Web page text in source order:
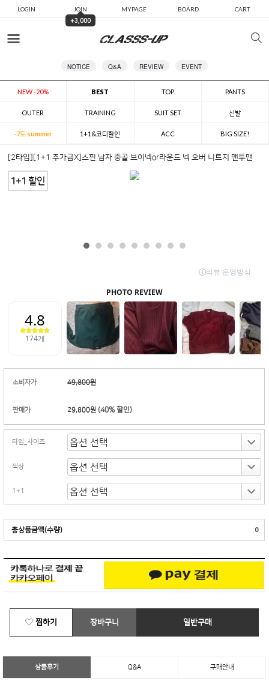
LOGIN JOIN MYPAGE BOARD CART
+3,000
NOTICE Q&A REVIEW EVENT
NEW -20% BEST TOP PANTS
OUTER TRAINING SUIT SET 신발
-7도 summer 1+1&코디할인 ACC BIG SIZE!
[2타입][1+1 추가금X]스핀 남자 중골 브이넥or라운드 넥 오버 니트지 맨투맨
소비자가 49,800원
판매가 29,800원 (40% 할인)
타입_사이즈
색상
1+1
총상품금액(수량) 0
찜하기 장바구니 일반구매
상품후기 Q&A 구매안내